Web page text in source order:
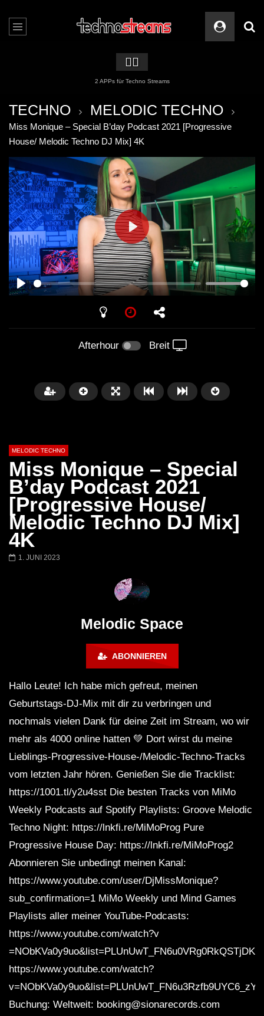
🏳️‍🌈
2 APPs für Techno Streams
TECHNO MELODIC TECHNO
Miss Monique – Special B’day Podcast 2021 [Progressive
House/ Melodic Techno DJ Mix] 4K
PLAY
PLAY
Afterhour Breit
Später
03:30:29
Worakls – Stephan Bodzin – Ben
Böhmer – Colyn – Sainte Vie |
Melodic Techno Classics mix
00:42:17
Atlantis | Melodic
MELODIC TECHNO
Miss Monique – Special
B’day Podcast 2021
[Progressive House/
Melodic Techno DJ Mix]
4K
1. JUNI 2023
Melodic Space
ABONNIEREN
Hallo Leute! Ich habe mich gefreut, meinen
Geburtstags-DJ-Mix mit dir zu verbringen und
nochmals vielen Dank für deine Zeit im Stream, wo wir
mehr als 4000 online hatten 💚 Dort wirst du meine
Lieblings-Progressive-House-/Melodic-Techno-Tracks
vom letzten Jahr hören. Genießen Sie die Tracklist:
https://1001.tl/y2u4sst Die besten Tracks von MiMo
Weekly Podcasts auf Spotify Playlists: Groove Melodic
Techno Night: https://lnkfi.re/MiMoProg Pure
Progressive House Day: https://lnkfi.re/MiMoProg2
Abonnieren Sie unbedingt meinen Kanal:
https://www.youtube.com/user/DjMissMonique?
sub_confirmation=1 MiMo Weekly und Mind Games
Playlists aller meiner YouTube-Podcasts:
https://www.youtube.com/watch?v
https://www.youtube.com/watch?
Buchung: Weltweit: booking@sionarecords.com